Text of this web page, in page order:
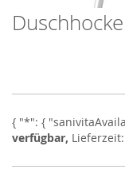
Skip
to
the
images
gallery
verfügbar,